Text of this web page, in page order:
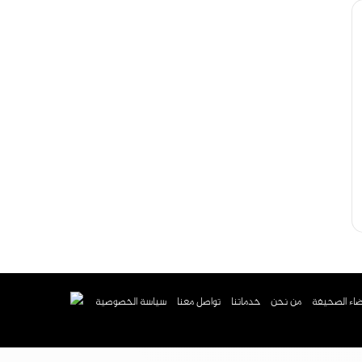
الصحيفة من نحن خدماتنا تواصل معنا سياسة الخصوصية